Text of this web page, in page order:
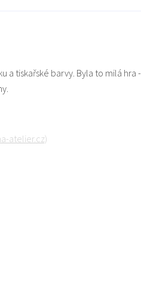
a tiskařské barvy. Byla to milá hra -
atelier.cz)